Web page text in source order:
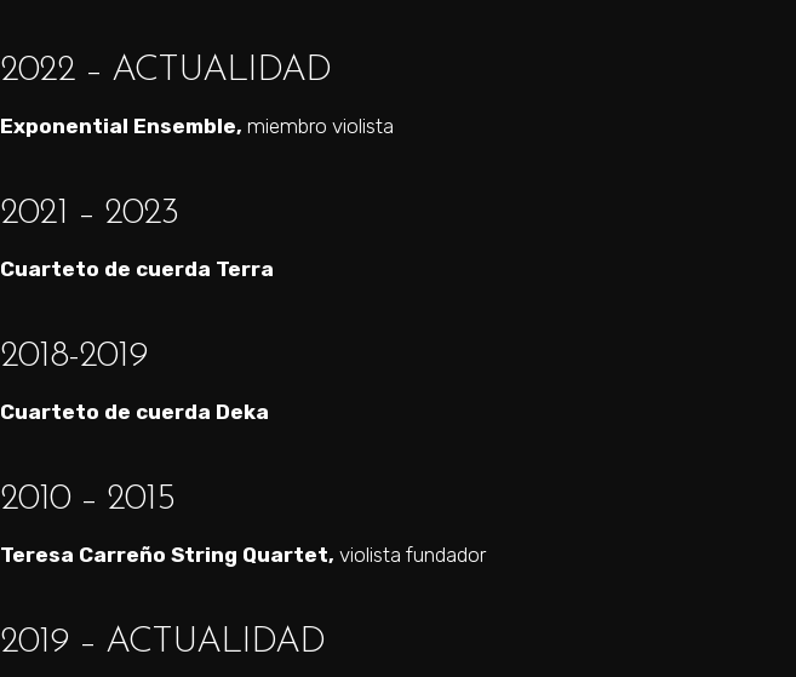
2022 – ACTUALIDAD
Exponential Ensemble, miembro violista
2021 – 2023
Cuarteto de cuerda Terra
2018-2019
Cuarteto de cuerda Deka
2010 – 2015
Teresa Carreño String Quartet, violista fundador
2019 – ACTUALIDAD